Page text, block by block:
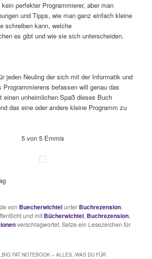
perfekter Programmierer, aber man
und Tipps, wie man ganz einfach kleine
schreiben kann, welche
es gibt und wie sie sich unterscheiden.
jeden Neuling der sich mit der Informatik und
Programmierens befassen will genau das
einen unheimlichen Spaß dieses Buch
das eine oder andere kleine Programm zu
5 von 5 Emmis
von Buecherwichtelunter Buchrezension,
und mit Bücherwichtel, Buchrezension,
verschlagwortet. Setze ein Lesezeichen für
BIG FAT NOTEBOOK – ALLES, WAS DU FÜR